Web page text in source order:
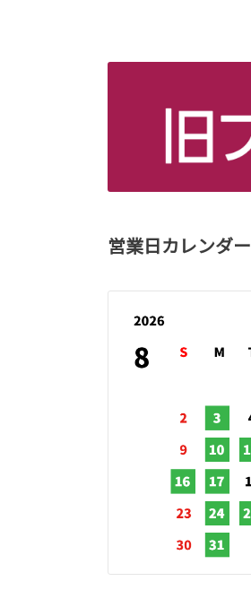
営業日カレンダー